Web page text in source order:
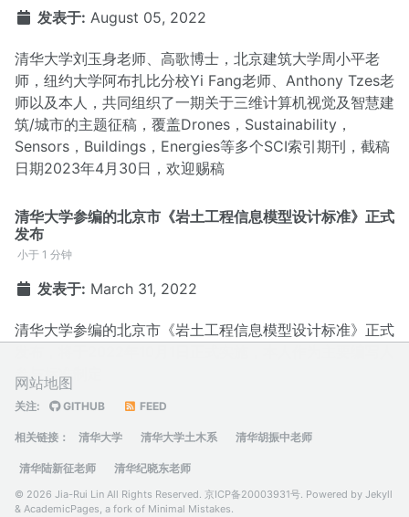
发表于: August 05, 2022
清华大学刘玉身老师、高歌博士，北京建筑大学周小平老
师，纽约大学阿布扎比分校Yi Fang老师、Anthony Tzes老
师以及本人，共同组织了一期关于三维计算机视觉及智慧建
筑/城市的主题征稿，覆盖Drones，Sustainability，
Sensors，Buildings，Energies等多个SCI索引期刊，截稿
日期2023年4月30日，欢迎赐稿
清华大学参编的北京市《岩土工程信息模型设计标准》正式
发布
小于 1 分钟
发表于: March 31, 2022
清华大学参编的北京市《岩土工程信息模型设计标准》正式
参与标准制定
网站地图
关注: GITHUB FEED
相关链接： 清华大学 清华大学土木系 清华胡振中老师
清华陆新征老师 清华纪晓东老师
© 2026 Jia-Rui Lin All Rights Reserved. 京ICP备20003931号. Powered by Jekyll
& AcademicPages, a fork of Minimal Mistakes.